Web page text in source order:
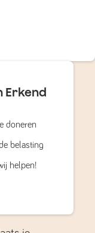
Erkend
doneren
belasting
helpen!